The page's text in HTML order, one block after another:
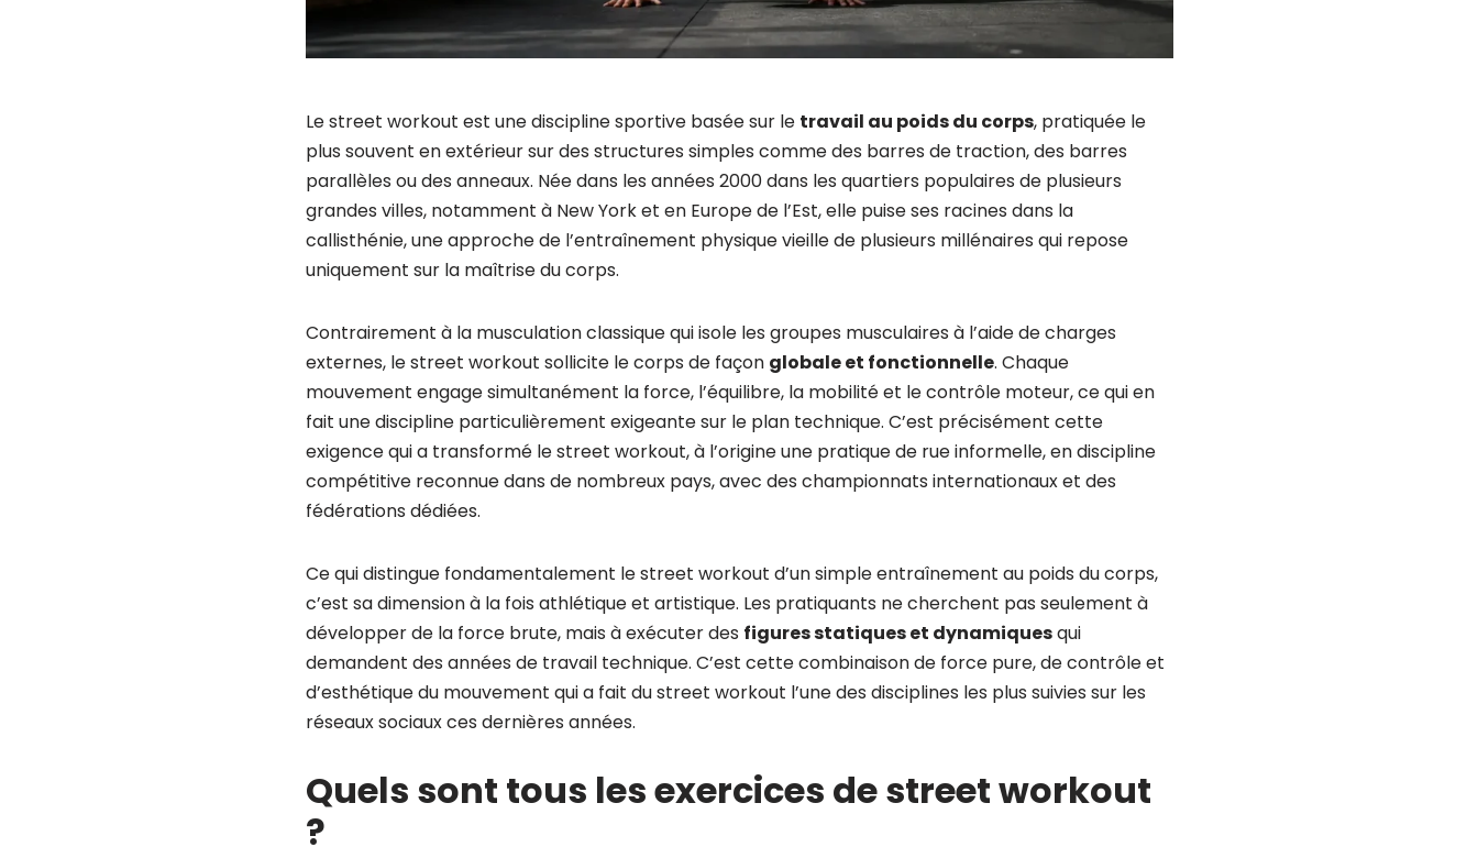
Le street workout est une discipline sportive basée sur le travail au poids du corps, pratiquée le
plus souvent en extérieur sur des structures simples comme des barres de traction, des barres
parallèles ou des anneaux. Née dans les années 2000 dans les quartiers populaires de plusieurs
grandes villes, notamment à New York et en Europe de l’Est, elle puise ses racines dans la
callisthénie, une approche de l’entraînement physique vieille de plusieurs millénaires qui repose
uniquement sur la maîtrise du corps.
Contrairement à la musculation classique qui isole les groupes musculaires à l’aide de charges
externes, le street workout sollicite le corps de façon globale et fonctionnelle. Chaque
mouvement engage simultanément la force, l’équilibre, la mobilité et le contrôle moteur, ce qui en
fait une discipline particulièrement exigeante sur le plan technique. C’est précisément cette
exigence qui a transformé le street workout, à l’origine une pratique de rue informelle, en discipline
compétitive reconnue dans de nombreux pays, avec des championnats internationaux et des
fédérations dédiées.
Ce qui distingue fondamentalement le street workout d’un simple entraînement au poids du corps,
c’est sa dimension à la fois athlétique et artistique. Les pratiquants ne cherchent pas seulement à
développer de la force brute, mais à exécuter des figures statiques et dynamiquesqui
demandent des années de travail technique. C’est cette combinaison de force pure, de contrôle et
d’esthétique du mouvement qui a fait du street workout l’une des disciplines les plus suivies sur les
réseaux sociaux ces dernières années.
Quels sont tous les exercices de street workout
?